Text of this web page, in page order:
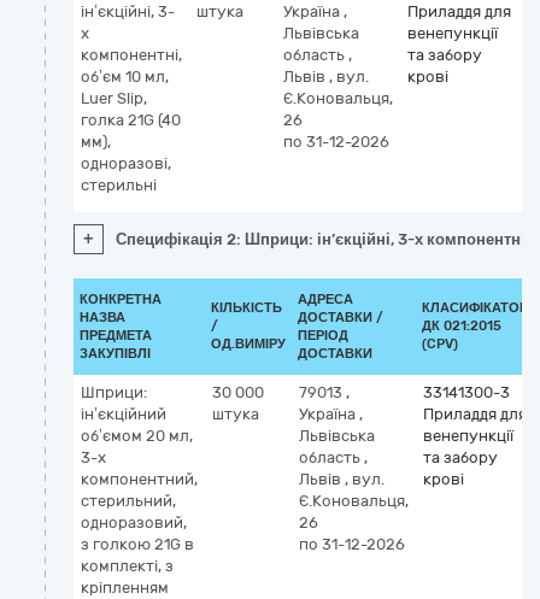
ін’єкційні, 3-
х
компонентні,
об’єм 10 мл,
Luer Slip,
голка 21G (40
мм),
одноразові,
стерильні
штука
Україна ,
Львівська
область ,
Львів , вул.
Є.Коновальця,
26
по 31-12-2026
Приладдя для
венепункції
та забору
крові
+ Специфікація 2: Шприци: ін’єкційні, 3-х
КОНКРЕТНА
НАЗВА
ПРЕДМЕТА
ЗАКУПІВЛІ
КІЛЬКІСТЬ
/
ОД.ВИМІРУ
АДРЕСА
ДОСТАВКИ /
ПЕРІОД
ДОСТАВКИ
КЛАСИФІКАТОР
ДК 021:2015
(CPV)
Шприци:
ін’єкційний
об’ємом 20 мл,
3-х
компонентний,
стерильний,
одноразовий,
з голкою 21G в
комплекті, з
кріпленням
30 000
штука
79013 ,
Україна ,
Львівська
область ,
Львів , вул.
Є.Коновальця,
26
по 31-12-2026
33141300-3
Приладдя для
венепункції
та забору
крові